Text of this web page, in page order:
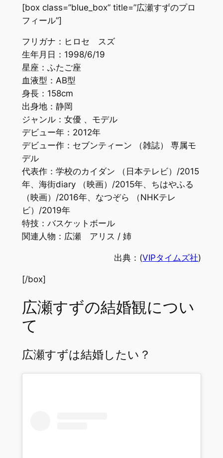
[box class=”blue_box” title=”広瀬すずのプロ
フィール”]
フリガナ：ヒロセ スズ
生年月日：1998/6/19
星座：ふたご座
血液型：AB型
身長：158cm
出身地：静岡
ジャンル：女優 、モデル
デビュー年：2012年
デビュー作：セブンティーン （雑誌） 専属モ
デル
代表作：学校のカイダン （日本テレビ）/2015
年、海街diary （映画）/2015年、ちはやふる
（映画）/2016年、なつぞら （NHKテレ
ビ）/2019年
特技：バスケットボール
関連人物：広瀬 アリス / 姉
出典：(VIPタイムズ社)
[/box]
広瀬すずの結婚観につい
て
広瀬すずは結婚したい？